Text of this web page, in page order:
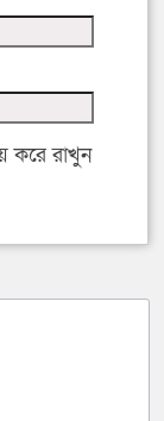
করে রাখুন